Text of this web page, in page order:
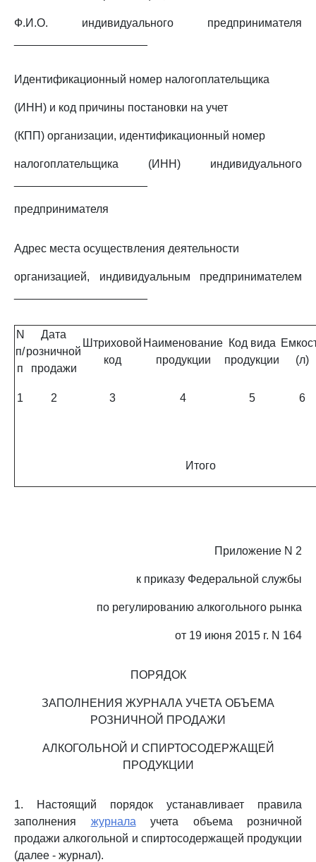
Ф.И.О. индивидуального предпринимателя
Идентификационный номер налогоплательщика
(ИНН) и код причины постановки на учет
(КПП) организации, идентификационный номер
налогоплательщика (ИНН) индивидуального
предпринимателя
Адрес места осуществления деятельности
организацией, индивидуальным предпринимателем
N
п/
п
Дата
розничной
продажи
Штриховой
код
Наименование
продукции
Код вида
продукции
(л)
1 2 3 4 5 6
Итого
Приложение N 2
к приказу Федеральной службы
по регулированию алкогольного рынка
от 19 июня 2015 г. N 164
ПОРЯДОК
ЗАПОЛНЕНИЯ ЖУРНАЛА УЧЕТА ОБЪЕМА
РОЗНИЧНОЙ ПРОДАЖИ
АЛКОГОЛЬНОЙ И СПИРТОСОДЕРЖАЩЕЙ
ПРОДУКЦИИ
1. Настоящий порядок устанавливает правила
заполнения журнала учета объема розничной
продажи алкогольной и спиртосодержащей продукции
(далее - журнал).